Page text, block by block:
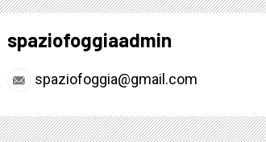
spaziofoggiaadmin
spaziofoggia@gmail.com